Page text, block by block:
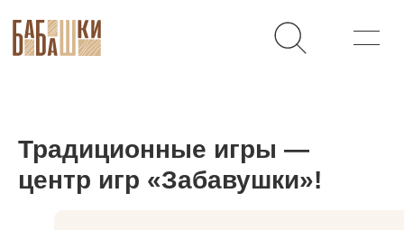
Традиционные игры —
центр игр «Забавушки»!